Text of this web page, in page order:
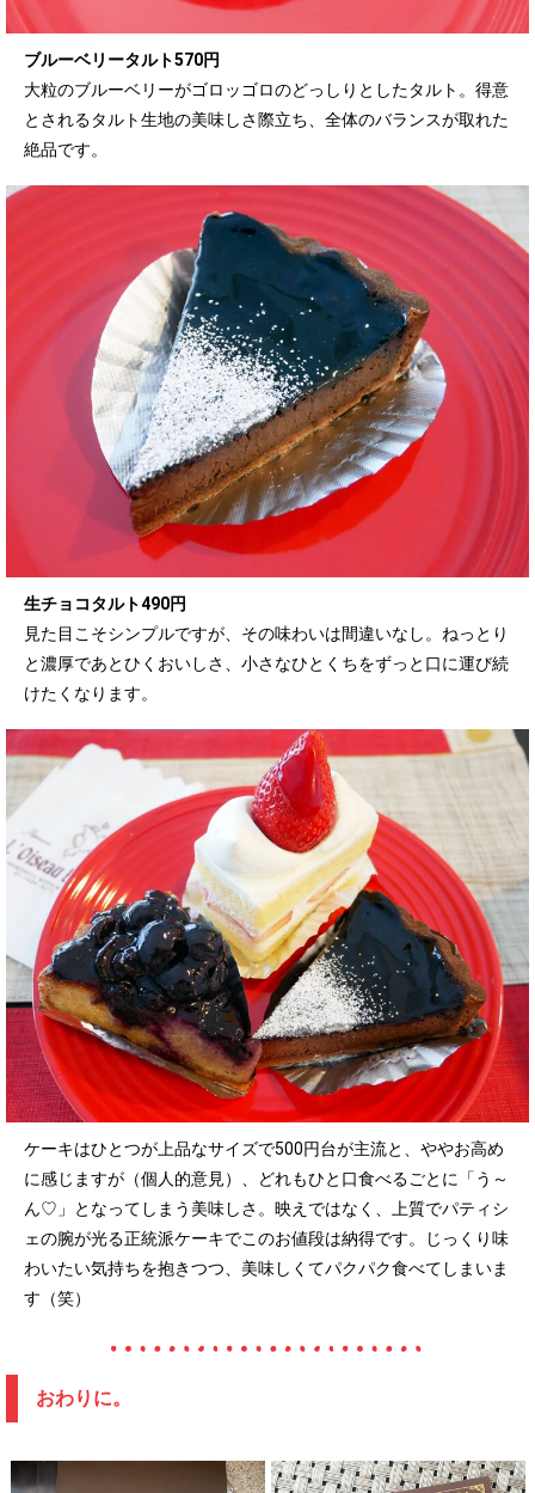
ブルーベリータルト570円
大粒のブルーベリーがゴロッゴロのどっしりとしたタルト。得意
とされるタルト生地の美味しさ際立ち、全体のバランスが取れた
絶品です。
生チョコタルト490円
見た目こそシンプルですが、その味わいは間違いなし。ねっとり
と濃厚であとひくおいしさ、小さなひとくちをずっと口に運び続
けたくなります。
ケーキはひとつが上品なサイズで500円台が主流と、ややお高め
に感じますが（個人的意見）、どれもひと口食べるごとに「う～
ん♡」となってしまう美味しさ。映えではなく、上質でパティシ
ェの腕が光る正統派ケーキでこのお値段は納得です。じっくり味
わいたい気持ちを抱きつつ、美味しくてパクパク食べてしまいま
す（笑）
おわりに。